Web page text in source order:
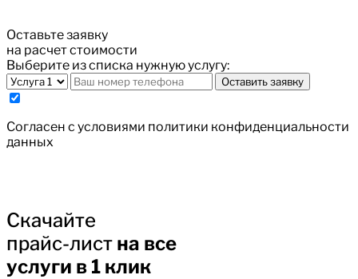
Оставьте заявку
на расчет стоимости
Выберите из списка нужную услугу:
Оставить заявку
Cогласен с условиями политики конфиденциальности
данных
Скачайте
прайс-лист на все
услуги в 1 клик